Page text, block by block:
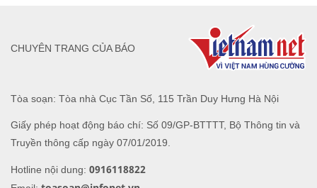
Tòa soạn: Tòa nhà Cục Tần Số, 115 Trần Duy Hưng Hà Nội
Giấy phép hoạt động báo chí: Số 09/GP-BTTTT, Bộ Thông tin và
Truyền thông cấp ngày 07/01/2019.
Hotline nội dung: 0916118822
CHUYÊN TRANG CỦA BÁO